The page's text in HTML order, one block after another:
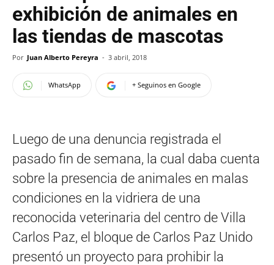
exhibición de animales en
las tiendas de mascotas
Por Juan Alberto Pereyra - 3 abril, 2018
WhatsApp + Seguinos en Google
Luego de una denuncia registrada el
pasado fin de semana, la cual daba cuenta
sobre la presencia de animales en malas
condiciones en la vidriera de una
reconocida veterinaria del centro de Villa
Carlos Paz, el bloque de Carlos Paz Unido
presentó un proyecto para prohibir la